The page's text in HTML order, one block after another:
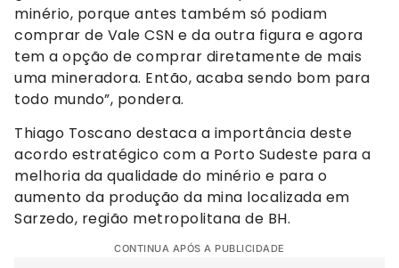
minério, porque antes também só podiam
comprar de Vale CSN e da outra figura e agora
tem a opção de comprar diretamente de mais
uma mineradora. Então, acaba sendo bom para
todo mundo”, pondera.
Thiago Toscano destaca a importância deste
acordo estratégico com a Porto Sudeste para a
melhoria da qualidade do minério e para o
aumento da produção da mina localizada em
Sarzedo, região metropolitana de BH.
CONTINUA APÓS A PUBLICIDADE